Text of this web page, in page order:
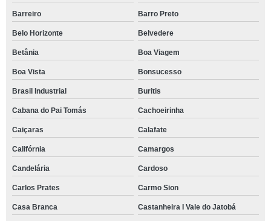
Barreiro Barro Preto
Belo Horizonte Belvedere
Betânia Boa Viagem
Boa Vista Bonsucesso
Brasil Industrial Buritis
Cabana do Pai Tomás Cachoeirinha
Caiçaras Calafate
Califórnia Camargos
Candelária Cardoso
Carlos Prates Carmo Sion
Casa Branca Castanheira I Vale do Jatobá